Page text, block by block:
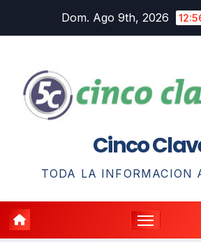
Dom. Ago 9th, 2026
Cinco
TODA LA INFORMACION